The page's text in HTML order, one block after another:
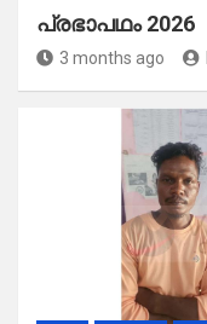
പ്രഭാപഥം 2026
3 months ago